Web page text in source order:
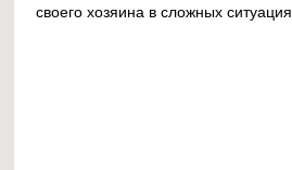
своего хозяина в сложных